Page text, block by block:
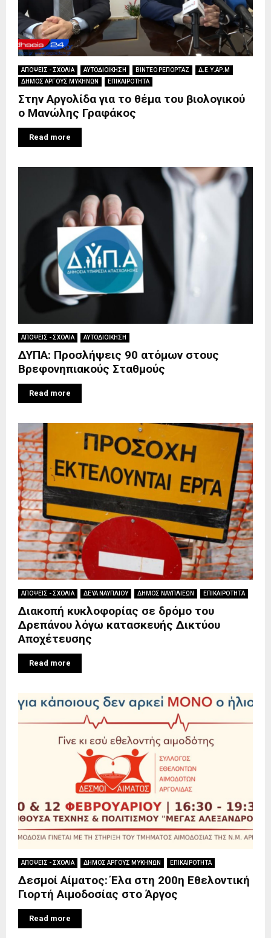
ΑΠΟΨΕΙΣ - ΣΧΟΛΙΑ ΑΥΤΟΔΙΟΙΚΗΣΗ ΒΙΝΤΕΟ ΡΕΠΟΡΤΑΖ
Δ.Ε.Υ.ΑΡ.Μ
ΔΗΜΟΣ ΑΡΓΟΥΣ ΜΥΚΗΝΩΝ
ΕΠΙΚΑΙΡΟΤΗΤΑ
Στην Αργολίδα για το θέμα του βιολογικού
ο Mανώλης Γραφάκος
Read more
ΑΠΟΨΕΙΣ - ΣΧΟΛΙΑ ΑΥΤΟΔΙΟΙΚΗΣΗ
ΔΥΠΑ: Προσλήψεις 90 ατόμων στους
Βρεφονηπιακούς Σταθμούς
Read more
ΑΠΟΨΕΙΣ - ΣΧΟΛΙΑ ΔΕΥΑ ΝΑΥΠΛΙΟΥ ΔΗΜΟΣ ΝΑΥΠΛΙΕΩΝ ΕΠΙΚΑΙΡΟΤΗΤΑ
Διακοπή κυκλοφορίας σε δρόμο του
Δρεπάνου λόγω κατασκευής Δικτύου
Αποχέτευσης
Read more
ΑΠΟΨΕΙΣ - ΣΧΟΛΙΑ ΔΗΜΟΣ ΑΡΓΟΥΣ ΜΥΚΗΝΩΝ ΕΠΙΚΑΙΡΟΤΗΤΑ
Δεσμοί Αίματος: Έλα στη 200η Εθελοντική
Γιορτή Αιμοδοσίας στο Άργος
Read more